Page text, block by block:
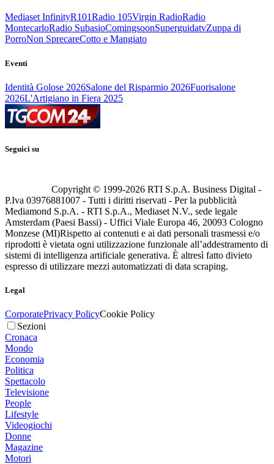
Mediaset InfinityR101Radio 105Virgin RadioRadio
MontecarloRadio SubasioComingsoonSuperguidatvZuppa di
PorroNon SprecareCotto e Mangiato
Eventi
Identità Golose 2026Salone del Risparmio 2026Fuorisalone
2026L'Artigiano in Fiera 2025
Seguici su
Copyright © 1999-2026 RTI S.p.A. Business Digital -
P.Iva 03976881007 - Tutti i diritti riservati - Per la pubblicità
Mediamond S.p.A. - RTI S.p.A., Mediaset N.V., sede legale
Amsterdam (Paesi Bassi) - Uffici Viale Europa 46, 20093 Cologno
Monzese (MI)Rispetto ai contenuti e ai dati personali trasmessi e/o
riprodotti è vietata ogni utilizzazione funzionale all’addestramento di
sistemi di intelligenza artificiale generativa. È altresì fatto divieto
espresso di utilizzare mezzi automatizzati di data scraping.
Legal
CorporatePrivacy PolicyCookie Policy
Sezioni
Cronaca
Mondo
Economia
Politica
Spettacolo
Televisione
People
Lifestyle
Videogiochi
Donne
Magazine
Motori